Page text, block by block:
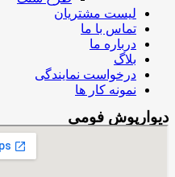
لیست مشتریان
تماس با ما
درباره ما
بلاگ
درخواست نمایندگی
نمونه کار ها
دیوارپوش فومی